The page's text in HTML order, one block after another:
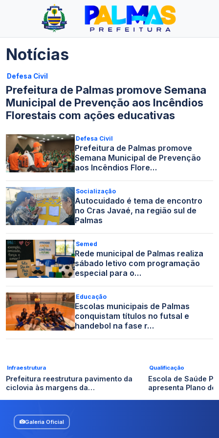
Notícias
Defesa Civil
Prefeitura de Palmas promove Semana
Municipal de Prevenção aos Incêndios
Florestais com ações educativas
Defesa Civil
Prefeitura de Palmas promove
Semana Municipal de Prevenção
aos Incêndios Flore…
Socialização
Autocuidado é tema de encontro
no Cras Javaé, na região sul de
Palmas
Semed
Rede municipal de Palmas realiza
sábado letivo com programação
especial para o…
Educação
Escolas municipais de Palmas
conquistam títulos no futsal e
handebol na fase r…
Infraestrutura
Prefeitura reestrutura pavimento da
ciclovia às margens da…
Qualificação
Escola de Saúde
apresenta Plano
Galeria Oficial